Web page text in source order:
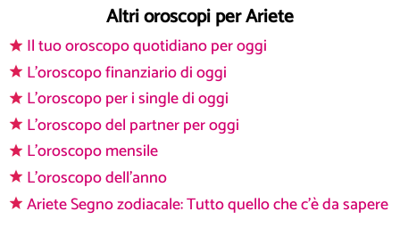
Altri oroscopi per Ariete
Il tuo oroscopo quotidiano per oggi
L'oroscopo finanziario di oggi
L'oroscopo per i single di oggi
L'oroscopo del partner per oggi
L'oroscopo mensile
L'oroscopo dell'anno
Ariete Segno zodiacale: Tutto quello che c'è da sapere